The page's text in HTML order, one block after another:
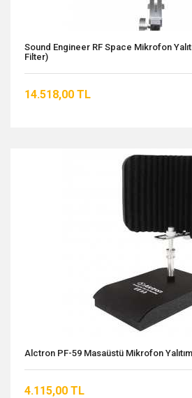
Sound Engineer RF Space Mikrofon
Filter)
14.518,00 TL
Alctron PF-59 Masaüstü Mikrofon
4.115,00 TL